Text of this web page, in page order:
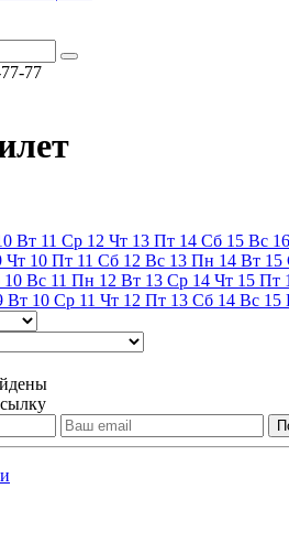
77
Вт 11 Ср 12 Чт 13 Пт 14 Сб 15 Вс 16
Чт 10 Пт 11 Сб 12 Вс 13 Пн 14 Вт 15
10 Вс 11 Пн 12 Вт 13 Ср 14 Чт 15 Пт
Вт 10 Ср 11 Чт 12 Пт 13 Сб 14 Вс 15